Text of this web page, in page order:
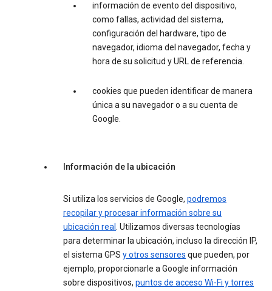
información de evento del dispositivo,
como fallas, actividad del sistema,
configuración del hardware, tipo de
navegador, idioma del navegador, fecha y
hora de su solicitud y URL de referencia.
cookies que pueden identificar de manera
única a su navegador o a su cuenta de
Google.
Información de la ubicación
Si utiliza los servicios de Google, podremos
recopilar y procesar información sobre su
ubicación real. Utilizamos diversas tecnologías
para determinar la ubicación, incluso la dirección IP,
el sistema GPS y otros sensores que pueden, por
ejemplo, proporcionarle a Google información
sobre dispositivos, puntos de acceso Wi-Fi y torres